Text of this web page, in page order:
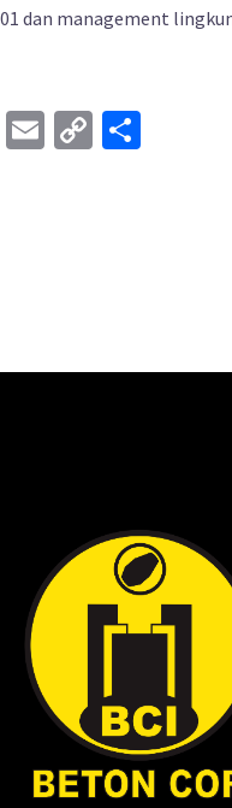
dan management
WhatsApp
Email
Copy